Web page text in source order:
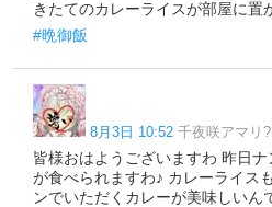
きたてのカレーライスが部屋に置
#晩御飯
8月3日 10:52 千夜咲アマリ
皆様おはようございますわ 昨日
が食べられますわ♪ カレーライス
ンでいただくカレーが美味しいん